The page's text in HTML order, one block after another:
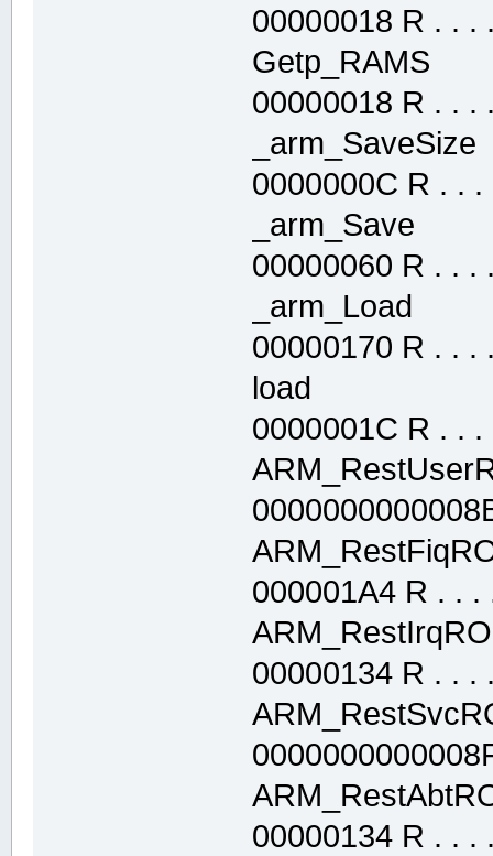
00000018 R . . .
00000018 R . . .
0000000C R . . .
_arm_Save
00000060 R . . .
_arm_Load
00000170 R . . .
load .text
0000001C R . . .
000001A4 R . . .
00000134 R . . .
00000134 R . . .